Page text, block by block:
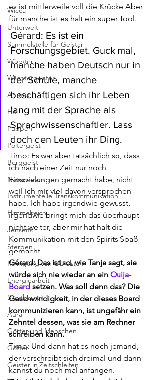
Wicca
Unterwelt
Sammelstelle für Geister
Wächter
Wächtergeister
Anubis
Hel
Puppen
Poltergeist
Berggeist
Naturwesen
Instrumentelle Transkommunikation
Himmelreich
Jenseits
Sterben
Reinigung von Objekten
Energiearbeit
Sichtbarkeit
Aura
Götter und Menschen
Götter
Geister in Zeitschleifen
es ist mittlerweile voll die Krücke Aber
für manche ist es halt ein super Tool.
Gérard: Es ist ein
Forschungsgebiet. Guck mal,
manche haben Deutsch nur in
der Schule, manche
beschäftigen sich ihr Leben
lang mit der Sprache als
Sprachwissenschaftler. Lass
doch den Leuten ihr Ding.
Timo: Es war aber tatsächlich so, dass
ich nach einer Zeit nur noch
Einspielungen gemacht habe, nicht
weil ich mir viel davon versprochen
habe. Ich habe irgendwie gewusst,
irgendwie bringt mich das überhaupt
nicht weiter, aber mir hat halt die
Kommunikation mit den Spirits Spaß
gemacht.
Gérard: Das ist so, wie Tanja sagt, sie
würde sich nie wieder an ein Ouija-
Board setzen. Was soll denn das? Die
Geschwindigkeit, in der dieses Board
kommunizieren kann, ist ungefähr ein
Zehntel dessen, was sie am Rechner
schreiben kann.
Timo: Und dann hat es noch jemand,
der verschreibt sich dreimal und dann
kannst du noch mal anfangen.